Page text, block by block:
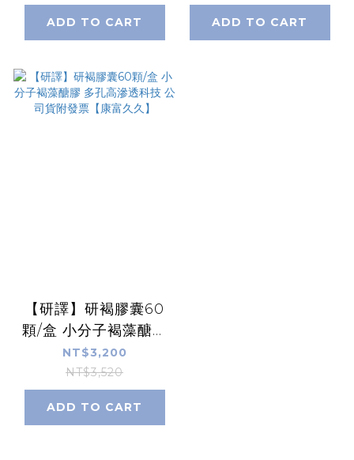
鹼【康富久久】
ADD TO CART ADD TO CART
【研譯】研褐膠囊60
顆/盒 小分子褐藻醣膠
多孔高滲透科技 公司
貨附發票【康富久久】
NT$3,200
NT$3,520
ADD TO CART